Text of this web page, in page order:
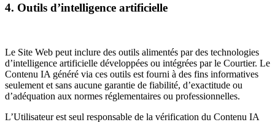
4. Outils d’intelligence artificielle
Le Site Web peut inclure des outils alimentés par des technologies
d’intelligence artificielle développées ou intégrées par le Courtier. Le
Contenu IA généré via ces outils est fourni à des fins informatives
seulement et sans aucune garantie de fiabilité, d’exactitude ou
d’adéquation aux normes réglementaires ou professionnelles.
L’Utilisateur est seul responsable de la vérification du Contenu IA